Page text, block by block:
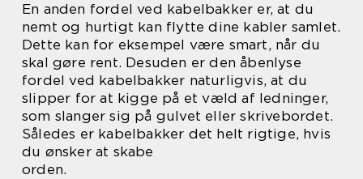
En anden fordel ved kabelbakker er, at du
nemt og hurtigt kan flytte dine kabler samlet.
Dette kan for eksempel være smart, når du
skal gøre rent. Desuden er den åbenlyse
fordel ved kabelbakker naturligvis, at du
slipper for at kigge på et væld af ledninger,
som slanger sig på gulvet eller skrivebordet.
Således er kabelbakker det helt rigtige, hvis
du ønsker at skabe
orden.